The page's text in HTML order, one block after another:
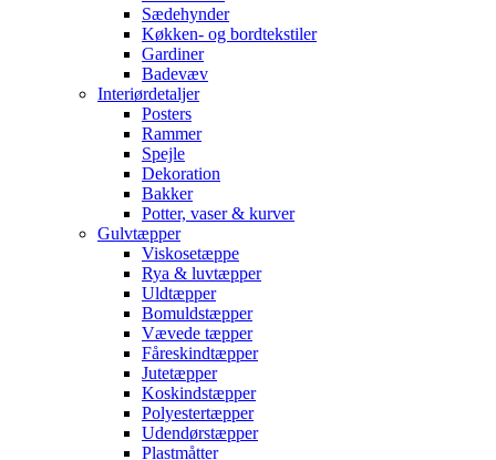
Sædehynder
Køkken- og bordtekstiler
Gardiner
Badevæv
Interiørdetaljer
Posters
Rammer
Spejle
Dekoration
Bakker
Potter, vaser & kurver
Gulvtæpper
Viskosetæppe
Rya & luvtæpper
Uldtæpper
Bomuldstæpper
Vævede tæpper
Fåreskindtæpper
Jutetæpper
Koskindstæpper
Polyestertæpper
Udendørstæpper
Plastmåtter